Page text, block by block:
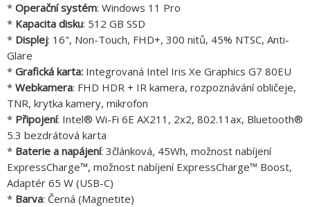
* Operační systém: Windows 11 Pro
* Kapacita disku: 512 GB SSD
* Displej: 16", Non-Touch, FHD+, 300 nitů, 45% NTSC, Anti-
Glare
* Grafická karta: Integrovaná Intel Iris Xe Graphics G7 80EU
* Webkamera: FHD HDR + IR kamera, rozpoznávání obličeje,
TNR, krytka kamery, mikrofon
* Připojení: Intel® Wi-Fi 6E AX211, 2x2, 802.11ax, Bluetooth®
5.3 bezdrátová karta
* Baterie a napájení: 3článková, 45Wh, možnost nabíjení
ExpressCharge™, možnost nabíjení ExpressCharge™ Boost,
Adaptér 65 W (USB-C)
* Barva: Černá (Magnetite)